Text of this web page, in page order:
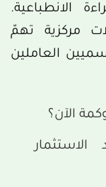
الانطباعية.
مركزية تهمّ
العاملين
الآن؟